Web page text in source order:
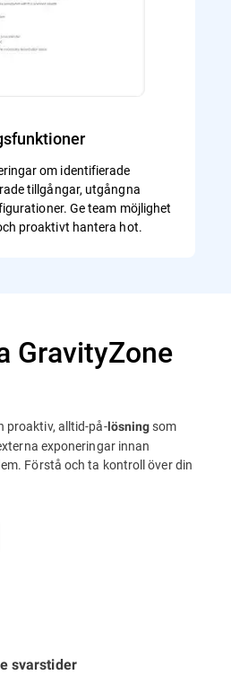
om identifierade
tillgångar, utgångna
Ge team möjlighet
proaktivt hantera hot.
GravityZone
proaktiv, alltid-på-lösningsom
exponeringar innan
Förstå och ta kontroll över din
svarstider